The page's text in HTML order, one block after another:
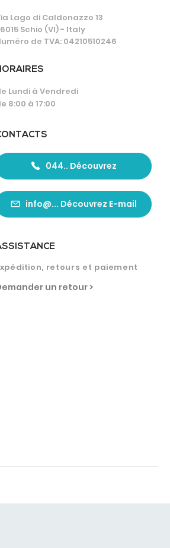
Lago di Caldonazzo 13
Schio (VI) - Italy
de TVA: 04210510246
Lundi à Vendredi
8:00 à 17:00
044.. Découvrez
info@... Découvrez E-mail
retours et paiement
un retour >